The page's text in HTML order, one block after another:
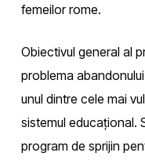
femeilor rome.
Obiectivul general al
problema
unul dintre cele mai
sistemul educațional.
program de sprijin